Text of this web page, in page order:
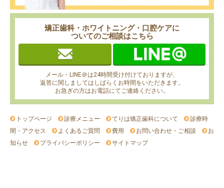
矯正歯科・ホワイトニング・口腔ケアに
ついてのご相談はこちら
メール・LINE＠は24時間受け付けておりますが、
返答に関しましてはしばらくお時間をいただきます。
お急ぎの方はお電話にてご連絡ください。
トップページ 診療メニュー てりは矯正歯科について
診療時
間・アクセス
よくあるご質問 費用 お問い合わせ・ご相談
お
知らせ
プライバシーポリシー サイトマップ